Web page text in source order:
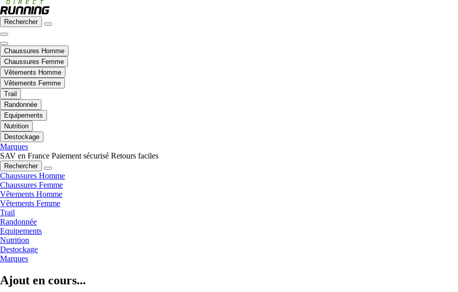
Rechercher
Chaussures Homme
Chaussures Femme
Vêtements Homme
Vêtements Femme
Trail
Randonnée
Equipements
Nutrition
Destockage
Marques
SAV en France Paiement sécurisé Retours faciles
Rechercher
Chaussures Homme
Chaussures Femme
Vêtements Homme
Vêtements Femme
Trail
Randonnée
Equipements
Nutrition
Destockage
Marques
Ajout en cours...